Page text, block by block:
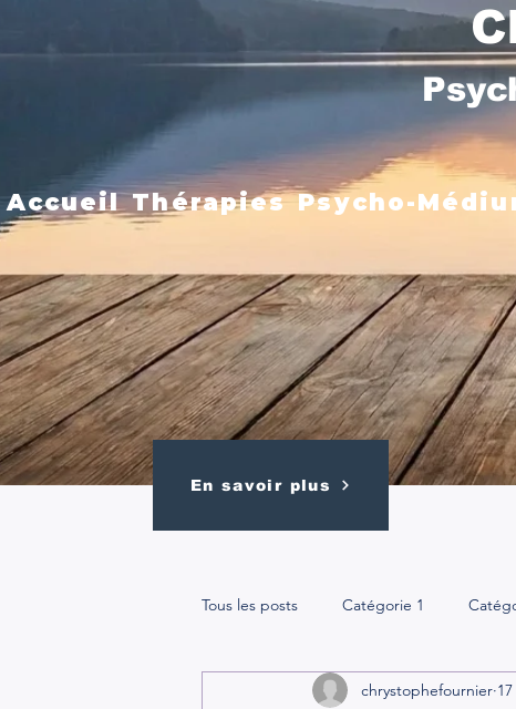
En savoir plus
Accueil Thérapies Psycho-
Tous les posts Catégorie 1
chrystophefournier